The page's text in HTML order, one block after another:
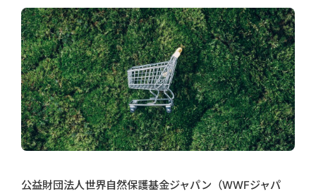
公益財団法人世界自然保護基金ジャパン（WWFジャパ